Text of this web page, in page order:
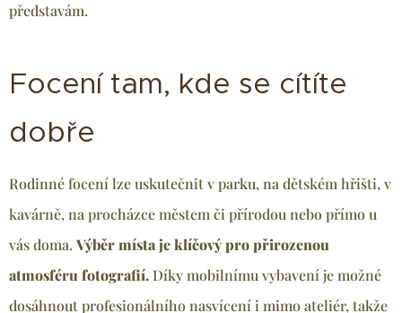
představám.
Focení tam, kde se cítíte
dobře
Rodinné focení lze uskutečnit v parku, na dětském hřišti, v
kavárně, na procházce městem či přírodou nebo přímo u
vás doma. Výběr místa je klíčový pro přirozenou
atmosféru fotografií.Díky mobilnímu vybavení je možné
dosáhnout profesionálního nasvícení i mimo ateliér, takže